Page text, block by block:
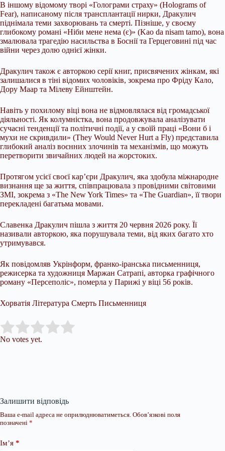
В іншому відомому творі «Голограми страху» (Holograms of
Fear), написаному після трансплантації нирки, Дракулич
піднімала теми захворювань та смерті. Пізніше, у своєму
глибокому романі «Ніби мене нема (є)» (Kao da nisam tamo), вона
змалювала трагедію насильства в Боснії та Герцеговині під час
війни через долю однієї жінки.
Дракулич також є авторкою серії книг, присвячених жінкам, які
залишалися в тіні відомих чоловіків, зокрема про Фріду Кало,
Дору Маар та Мілеву Ейнштейн.
Навіть у похилому віці вона не відмовлялася від громадської
діяльності. Як колумністка, вона продовжувала аналізувати
сучасні тенденції та політичні події, а у своїй праці «Вони б і
мухи не скривдили» (They Would Never Hurt a Fly) представила
глибокий аналіз воєнних злочинів та механізмів, що можуть
перетворити звичайних людей на жорстоких.
Протягом усієї своєї кар’єри Дракулич, яка здобула міжнародне
визнання ще за життя, співпрацювала з провідними світовими
ЗМІ, зокрема з «The New York Times» та «The Guardian», її твори
перекладені багатьма мовами.
Славенка Дракулич пішла з життя 20 червня 2026 року. Її
називали авторкою, яка порушувала теми, від яких багато хто
утримувався.
Як повідомляв Укрінформ, франко-іранська письменниця,
режисерка та художниця Маржан Сатрапі, авторка графічного
роману «Персеполіс», померла у Парижі у віці 56 років.
Хорватія Література Смерть Письменниця
Rate this item:
No votes yet.
Залишити відповідь
Ваша e-mail адреса не оприлюднюватиметься. Обов’язкові поля
позначені *
Ім’я *